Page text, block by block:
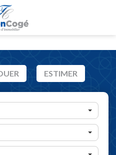
ESTIMER